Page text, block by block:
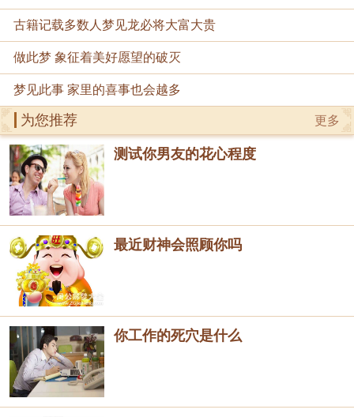
古籍记载多数人梦见龙必将大富大贵
做此梦 象征着美好愿望的破灭
梦见此事 家里的喜事也会越多
更多
为您推荐
测试你男友的花心程度
最近财神会照顾你吗
你工作的死穴是什么